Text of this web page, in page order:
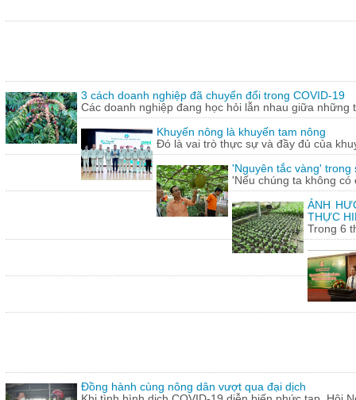
3 cách doanh nghiệp đã chuyển đổi trong COVID-19
Các doanh nghiệp đang học hỏi lẫn nhau giữa những
Khuyến nông là khuyến tam nông
Đó là vai trò thực sự và đầy đủ của
'Nguyên tắc vàng' trong
'Nếu chúng ta không
ẢNH
THỰC
Trong 6
Đồng hành cùng nông dân vượt qua đại dịch